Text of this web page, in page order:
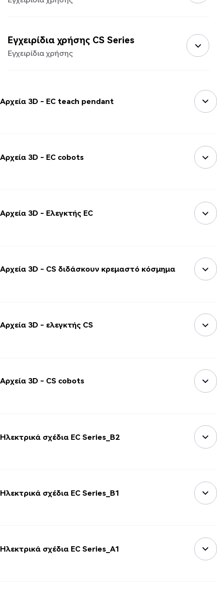
Εγχειρίδια χρήσης CS Series
Εγχειρίδια χρήσης
Αρχεία 3D - EC teach pendant
Αρχεία 3D - EC cobots
Αρχεία 3D - Ελεγκτής EC
Αρχεία 3D - CS διδάσκουν κρεμαστό κόσμημα
Αρχεία 3D - ελεγκτής CS
Αρχεία 3D - CS cobots
Ηλεκτρικά σχέδια EC Series_B2
Ηλεκτρικά σχέδια EC Series_B1
Ηλεκτρικά σχέδια EC Series_A1